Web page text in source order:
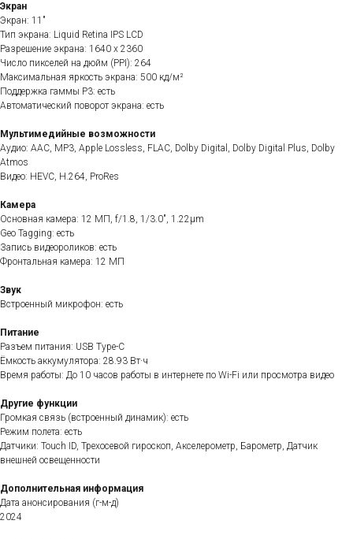
Экран
Экран: 11"
Тип экрана: Liquid Retina IPS LCD
Разрешение экрана: 1640 x 2360
Число пикселей на дюйм (PPI): 264
Максимальная яркость экрана: 500 кд/м²
Поддержка гаммы P3: есть
Автоматический поворот экрана: есть
Мультимедийные возможности
Аудио: AAC, MP3, Apple Lossless, FLAC, Dolby Digital, Dolby Digital Plus, Dolby
Atmos
Видео: HEVC, H.264, ProRes
Камера
Основная камера: 12 МП, f/1.8, 1/3.0", 1.22µm
Geo Tagging: есть
Запись видеороликов: есть
Фронтальная камера: 12 МП
Звук
Встроенный микрофон: есть
Питание
Разъем питания: USB Type-C
Ёмкость аккумулятора: 28.93 Вт·ч
Время работы: До 10 часов работы в интернете по Wi-Fi или просмотра видео
Другие функции
Громкая связь (встроенный динамик): есть
Режим полета: есть
Датчики: Touch ID, Трехосевой гироскоп, Акселерометр, Барометр, Датчик
внешней освещенности
Дополнительная информация
Дата анонсирования (г-м-д)
2024